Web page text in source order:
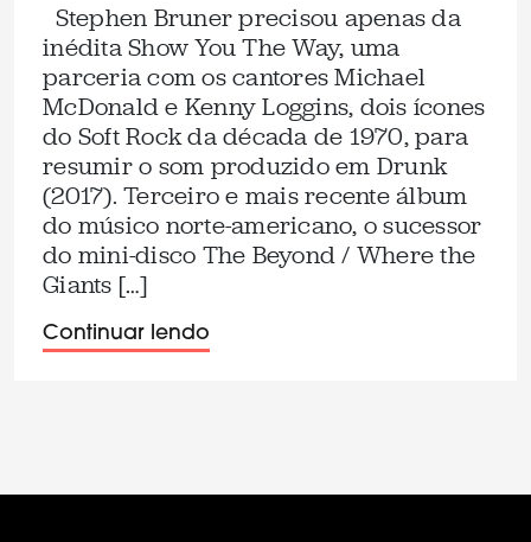
Stephen Bruner precisou apenas da
inédita Show You The Way, uma
parceria com os cantores Michael
McDonald e Kenny Loggins, dois ícones
do Soft Rock da década de 1970, para
resumir o som produzido em Drunk
(2017). Terceiro e mais recente álbum
do músico norte-americano, o sucessor
do mini-disco The Beyond / Where the
Giants […]
Continuar lendo